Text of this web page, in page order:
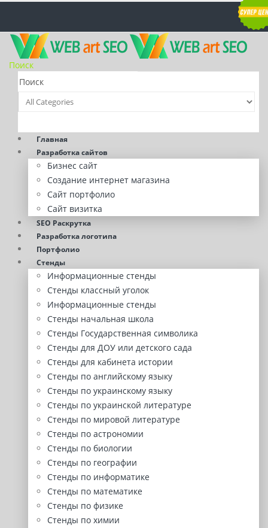
Поиск
Главная
Разработка сайтов
Бизнес сайт
Создание интернет магазина
Сайт портфолио
Сайт визитка
SEO Раскрутка
Разработка логотипа
Портфолио
Стенды
Информационные стенды
Стенды классный уголок
Информационные стенды
Стенды начальная школа
Стенды Государственная символика
Стенды для ДОУ или детского сада
Стенды для кабинета истории
Стенды по английскому языку
Стенды по украинскому языку
Стенды по украинской литературе
Стенды по мировой литературе
Стенды по астрономии
Стенды по биологии
Стенды по географии
Стенды по информатике
Стенды по математике
Стенды по физике
Стенды по химии